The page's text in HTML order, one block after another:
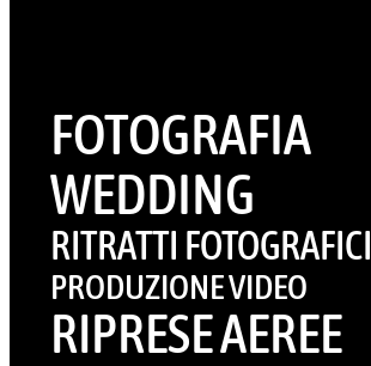
FOTOGRAFIA
WEDDING
RITRATTI FOTOGRAFICI
PRODUZIONE VIDEO
RIPRESE AEREE